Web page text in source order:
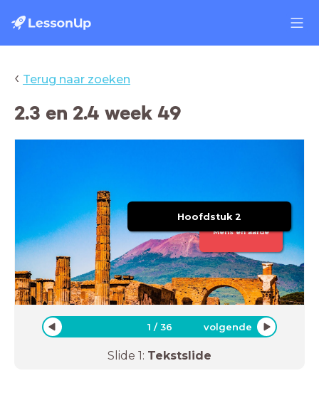
‹ Terug naar zoeken
2.3 en 2.4 week 49
Mens en aarde
Hoofdstuk 2
1 /36 volgende
Slide 1: Tekstslide